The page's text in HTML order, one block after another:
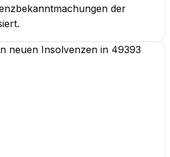
der
neuen Insolvenzen in 49393